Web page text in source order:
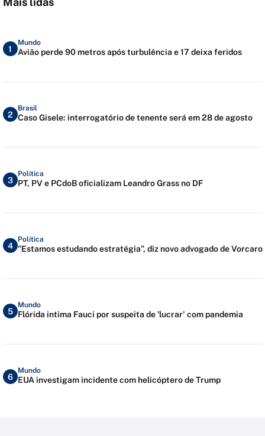
1
Mundo
Avião perde 90 metros após turbulência e 17 deixa feridos
2
Brasil
Caso Gisele: interrogatório de tenente será em 28 de agosto
3
Política
PT, PV e PCdoB oficializam Leandro Grass no DF
4
Política
"Estamos estudando estratégia”, diz novo advogado de Vorcaro
5
Mundo
Flórida intima Fauci por suspeita de 'lucrar' com pandemia
6
Mundo
EUA investigam incidente com helicóptero de Trump